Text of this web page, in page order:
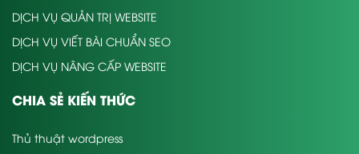
DỊCH VỤ QUẢN TRỊ WEBSITE
DỊCH VỤ VIẾT BÀI CHUẨN SEO
DỊCH VỤ NÂNG CẤP WEBSITE
CHIA SẺ KIẾN THỨC
Thủ thuật wordpress